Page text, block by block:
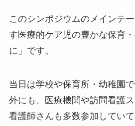
このシンポジウムのメインテ
す医療的ケア児の豊かな保育
に」です。
当日は学校や保育所・幼稚園
外にも、医療機関や訪問看護
看護師さんも多数参加してい